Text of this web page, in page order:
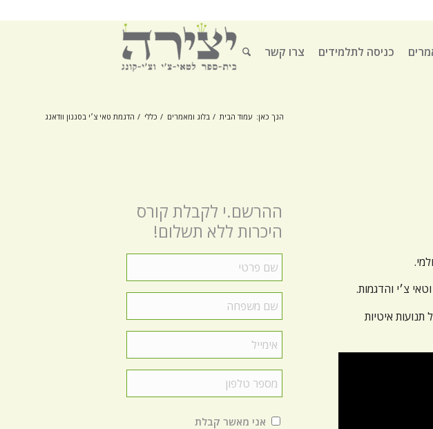
כניסה לתלמידים צרו קשר
הנך כאן: עמוד הבית / בלוג ומאמרים / כללי / הדגמת טאי צ׳י בסגנון וודאנג
צ׳י והדגמות.
איטיות
ההרשם.י לקבלת קורס
היכרות ללא תשלום!
פרטי
*
משפחה *
הסכמהאני מאשר קבלת